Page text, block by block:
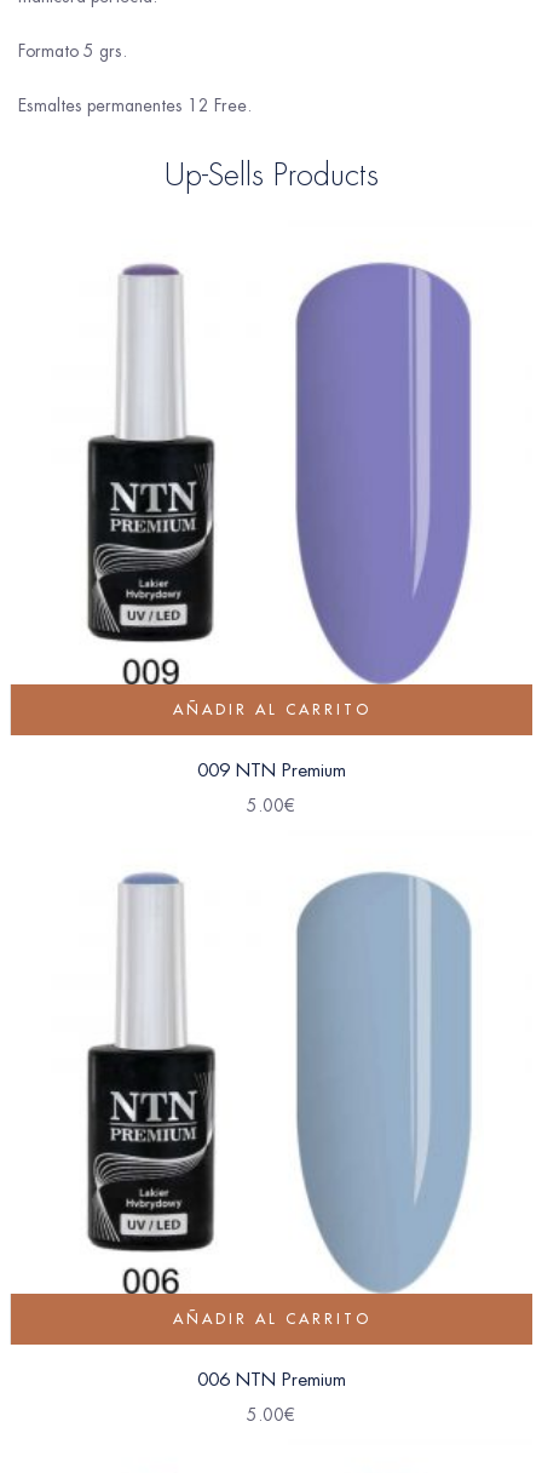
Formato 5 grs.
Esmaltes permanentes 12 Free.
Up-Sells Products
AÑADIR AL CARRITO
009 NTN Premium
5.00€
AÑADIR AL CARRITO
006 NTN Premium
5.00€